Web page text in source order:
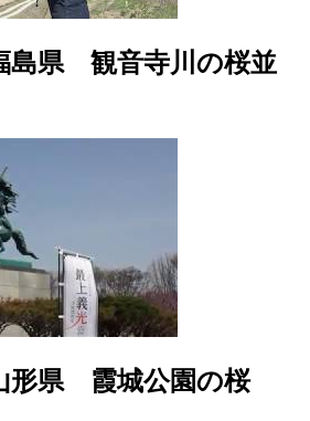
島県 観音寺川の桜並
形県 霞城公園の桜